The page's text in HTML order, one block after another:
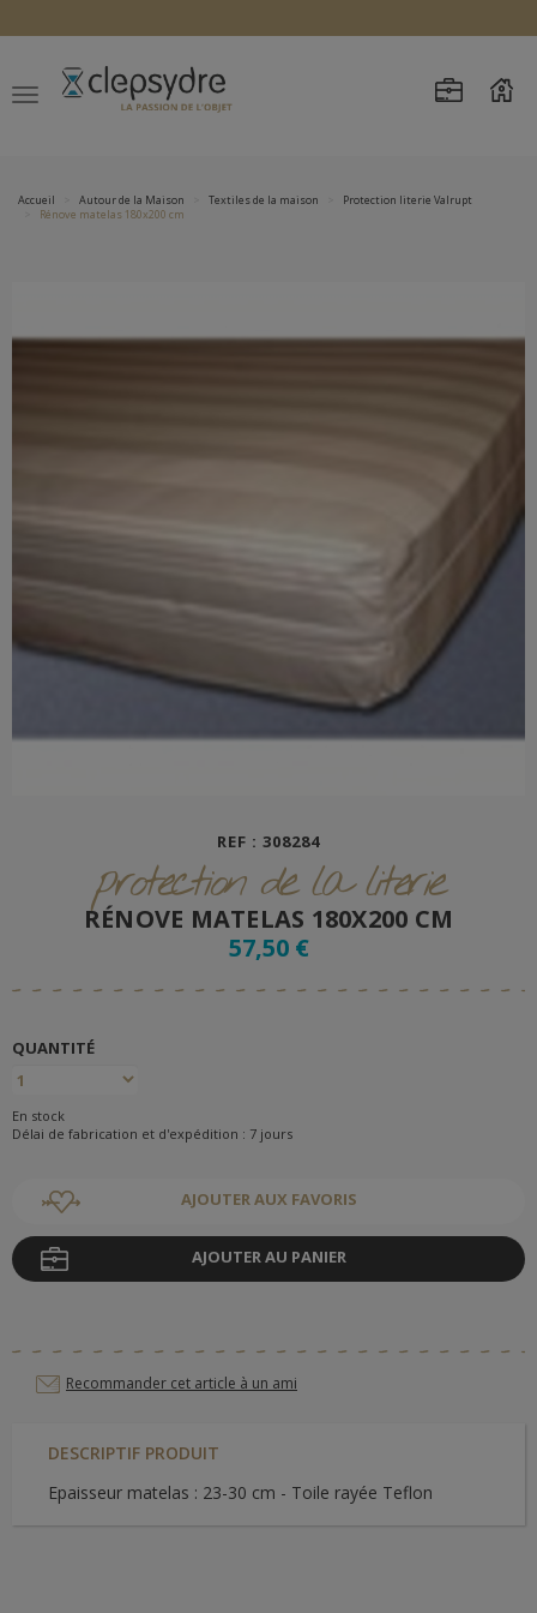
Accueil Autour de la Maison Textiles de la maison
Protection literie Valrupt
Rénove matelas 180x200 cm
REF : 308284
protection de la literie
RÉNOVE MATELAS 180X200 CM
57,50 €
QUANTITÉ
En stock
Délai de fabrication et d'expédition : 7 jours
AJOUTER AUX FAVORIS
AJOUTER AU PANIER
Recommander cet article à un ami
DESCRIPTIF PRODUIT
Epaisseur matelas : 23-30 cm - Toile rayée Teflon